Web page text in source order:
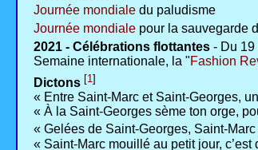
Journée mondiale du paludisme
Journée mondiale pour la sauvegarde
2021 - Célébrations flottantes - Du 19
Semaine internationale, la "Fashion
Dictons [1]
« Entre Saint-Marc et Saint-Georges,
« À la Saint-Georges sème ton orge,
« Gelées de Saint-Georges, Saint-
« Saint-Marc mouillé au petit jour,